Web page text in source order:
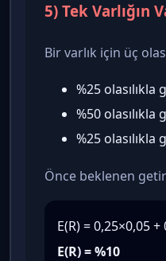
5) Tek Varlığın
Bir varlık için üç
%25 olasılıkla
%50 olasılıkla
%25 olasılıkla
Önce beklenen
E(R) = 0,25×0,05
E(R) = %10